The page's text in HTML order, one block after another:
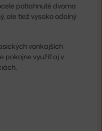
potiahnuté dvoma
ale tiež vysoko odolný
vonkajších
pokojne využiť aj v